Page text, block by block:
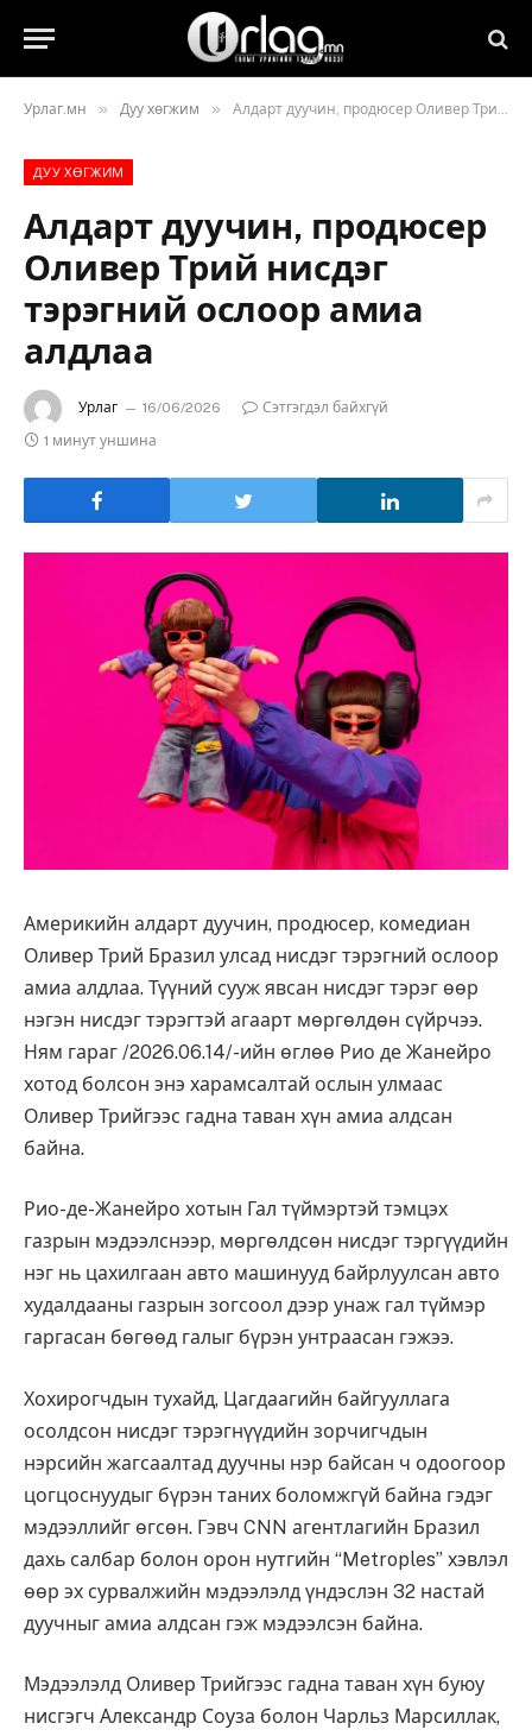
Урлаг.мн » Дуу хөгжим » Алдарт дуучин, продюсер Оливер Трий нисдэг тэрэгний ослоор амиа алдлаа
ДУУ ХӨГЖИМ
Алдарт дуучин, продюсер
Оливер Трий нисдэг
тэрэгний ослоор амиа
алдлаа
Урлаг 16/06/2026
Сэтгэгдэл байхгүй
1 минут уншина
Америкийн алдарт дуучин, продюсер, комедиан
Оливер Трий Бразил улсад нисдэг тэрэгний ослоор
амиа алдлаа. Түүний сууж явсан нисдэг тэрэг өөр
нэгэн нисдэг тэрэгтэй агаарт мөргөлдөн сүйрчээ.
Ням гараг /2026.06.14/-ийн өглөө Рио де Жанейро
хотод болсон энэ харамсалтай ослын улмаас
Оливер Трийгээс гадна таван хүн амиа алдсан
байна.
Рио-де-Жанейро хотын Гал түймэртэй тэмцэх
газрын мэдээлснээр, мөргөлдсөн нисдэг тэргүүдийн
нэг нь цахилгаан авто машинууд байрлуулсан авто
худалдааны газрын зогсоол дээр унаж гал түймэр
гаргасан бөгөөд галыг бүрэн унтраасан гэжээ.
Хохирогчдын тухайд, Цагдаагийн байгууллага
осолдсон нисдэг тэрэгнүүдийн зорчигчдын
нэрсийн жагсаалтад дуучны нэр байсан ч одоогоор
цогцоснуудыг бүрэн таних боломжгүй байна гэдэг
мэдээллийг өгсөн. Гэвч CNN агентлагийн Бразил
дахь салбар болон орон нутгийн “Metroples” хэвлэл
өөр эх сурвалжийн мэдээлэлд үндэслэн 32 настай
дуучныг амиа алдсан гэж мэдээлсэн байна.
Мэдээлэлд Оливер Трийгээс гадна таван хүн буюу
нисгэгч Александр Соуза болон Чарльз Марсиллак,